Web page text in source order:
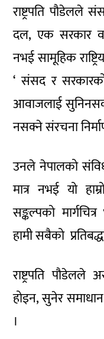
राष्ट्रपति पौडेलले
दल, एक सरकार वा
नभई सामूहिक
‘ संसद र
आवाजलाई
नसक्ने संरचना
उनले नेपालको
मात्र नभई यो
सङ्कल्पको
हामी सबैको
राष्ट्रपति पौडेलले
होइन, सुनेर समाधान
।